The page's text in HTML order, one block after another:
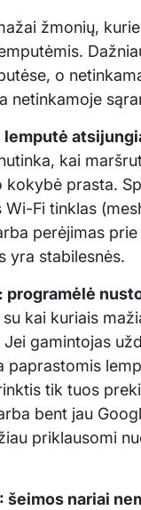
žmonių,
o
netinkamoje
lemputė
kai
kokybė prasta.
Fi tinklas
perėjimas
yra stabilesnės.
programėlė
kai kuriais
gamintojas
paprastomis
tik tuos
bent jau
priklausomi
šeimos nariai